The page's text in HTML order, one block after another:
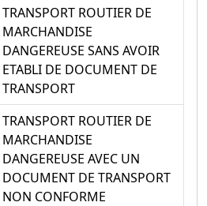
TRANSPORT ROUTIER DE
MARCHANDISE
DANGEREUSE SANS AVOIR
ETABLI DE DOCUMENT DE
TRANSPORT
TRANSPORT ROUTIER DE
MARCHANDISE
DANGEREUSE AVEC UN
DOCUMENT DE TRANSPORT
NON CONFORME